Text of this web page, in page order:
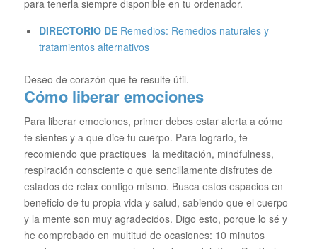
para tenerla siempre disponible en tu ordenador.
DIRECTORIO DE Remedios: Remedios naturales y
tratamientos alternativos
Deseo de corazón que te resulte útil.
Cómo liberar emociones
Para liberar emociones, primer debes estar alerta a cómo
te sientes y a que dice tu cuerpo. Para lograrlo, te
recomiendo que practiques la meditación, mindfulness,
respiración consciente o que sencillamente disfrutes de
estados de relax contigo mismo. Busca estos espacios en
beneficio de tu propia vida y salud, sabiendo que el cuerpo
y la mente son muy agradecidos. Digo esto, porque lo sé y
he comprobado en multitud de ocasiones: 10 minutos